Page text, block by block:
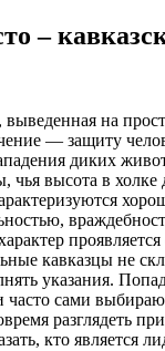
–
на
— защиту
диких
высота в холке
кавказцы не
указания.
сами
разглядеть
кто является